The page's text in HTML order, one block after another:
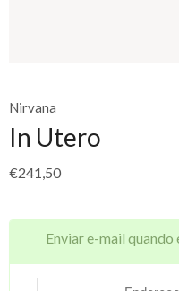
Nirvana
In Utero
€241,50
Enviar e-mail